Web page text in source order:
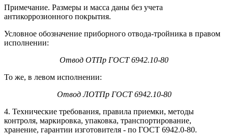
Примечание. Размеры и масса даны без учета
антикоррозионного покрытия.
Условное обозначение приборного отвода-тройника в правом
исполнении:
Отвод ОТПр ГОСТ 6942.10-80
То же, в левом исполнении:
Отвод ЛОТПр ГОСТ 6942.10-80
4. Технические требования, правила приемки, методы
контроля, маркировка, упаковка, транспортирование,
хранение, гарантии изготовителя - по ГОСТ 6942.0-80.